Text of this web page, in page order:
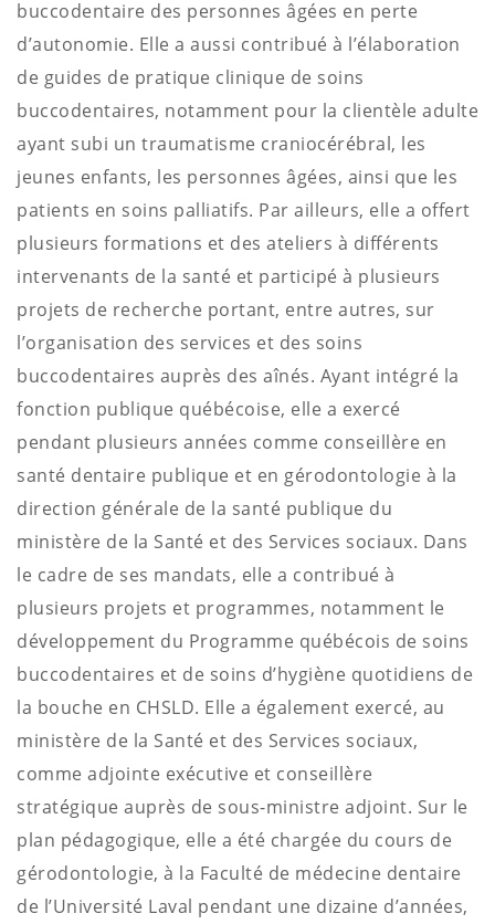
buccodentaire des personnes âgées en perte
d’autonomie. Elle a aussi contribué à l’élaboration
de guides de pratique clinique de soins
buccodentaires, notamment pour la clientèle adulte
ayant subi un traumatisme craniocérébral, les
jeunes enfants, les personnes âgées, ainsi que les
patients en soins palliatifs. Par ailleurs, elle a offert
plusieurs formations et des ateliers à différents
intervenants de la santé et participé à plusieurs
projets de recherche portant, entre autres, sur
l’organisation des services et des soins
buccodentaires auprès des aînés. Ayant intégré la
fonction publique québécoise, elle a exercé
pendant plusieurs années comme conseillère en
santé dentaire publique et en gérodontologie à la
direction générale de la santé publique du
ministère de la Santé et des Services sociaux. Dans
le cadre de ses mandats, elle a contribué à
plusieurs projets et programmes, notamment le
développement du Programme québécois de soins
buccodentaires et de soins d’hygiène quotidiens de
la bouche en CHSLD. Elle a également exercé, au
ministère de la Santé et des Services sociaux,
comme adjointe exécutive et conseillère
stratégique auprès de sous-ministre adjoint. Sur le
plan pédagogique, elle a été chargée du cours de
gérodontologie, à la Faculté de médecine dentaire
de l’Université Laval pendant une dizaine d’années,